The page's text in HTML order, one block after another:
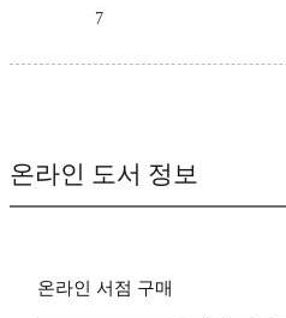
7
온라인 도서 정보
온라인 서점 구매